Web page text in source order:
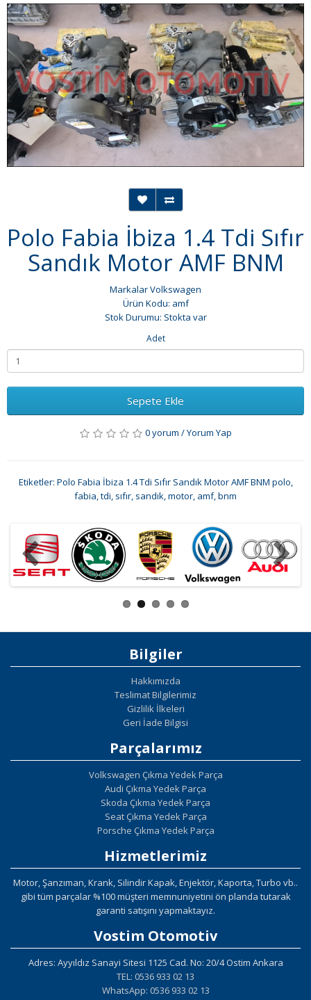
Polo Fabia İbiza 1.4 Tdi Sıfır
Sandık Motor AMF BNM
MarkalarVolkswagen
Ürün Kodu: amf
Stok Durumu: Stokta var
Adet
Sepete Ekle
0 yorum /Yorum Yap
Etiketler: Polo Fabia İbiza 1.4 Tdi Sıfır Sandık Motor AMF BNM polo,
fabia,tdi, sıfır, sandık,motor, amf,bnm
Bilgiler
Hakkımızda
Teslimat Bilgilerimiz
Gizlilik İlkeleri
Geri İade Bilgisi
Parçalarımız
Volkswagen Çıkma Yedek Parça
Audi Çıkma Yedek Parça
Skoda Çıkma Yedek Parça
Seat Çıkma Yedek Parça
Porsche Çıkma Yedek Parça
Hizmetlerimiz
Motor, Şanzıman, Krank, Silindir Kapak, Enjektör, Kaporta, Turbo vb..
gibi tüm parçalar %100 müşteri memnuniyetini ön planda tutarak
garanti satışını yapmaktayız.
Vostim Otomotiv
Adres: Ayyıldız Sanayi Sitesi 1125 Cad. No: 20/4 Ostim Ankara
TEL: 0536 933 02 13
WhatsApp: 0536 933 02 13